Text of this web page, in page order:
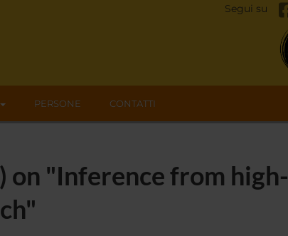
Segui su
PERSONE CONTATTI
on "Inference from high-